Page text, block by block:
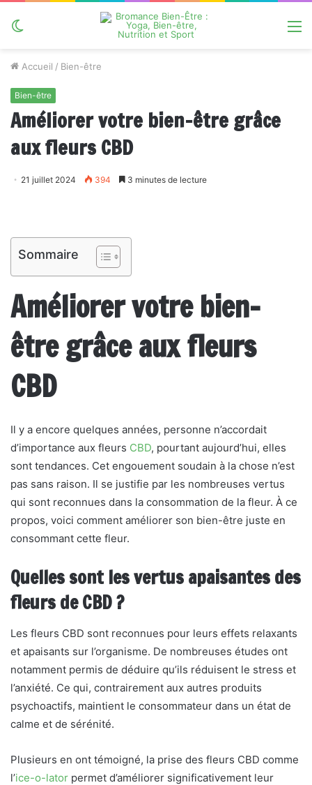
Accueil / Bien-être
Bien-être
Améliorer votre bien-être grâce
aux fleurs CBD
21 juillet 2024 394 3 minutes de lecture
Sommaire
Améliorer votre bien-
être grâce aux fleurs
CBD
Il y a encore quelques années, personne n’accordait
d’importance aux fleurs CBD, pourtant aujourd’hui, elles
sont tendances. Cet engouement soudain à la chose n’est
pas sans raison. Il se justifie par les nombreuses vertus
qui sont reconnues dans la consommation de la fleur. À ce
propos, voici comment améliorer son bien-être juste en
consommant cette fleur.
Quelles sont les vertus apaisantes des
fleurs de CBD ?
Les fleurs CBD sont reconnues pour leurs effets relaxants
et apaisants sur l’organisme. De nombreuses études ont
notamment permis de déduire qu’ils réduisent le stress et
l’anxiété. Ce qui, contrairement aux autres produits
psychoactifs, maintient le consommateur dans un état de
calme et de sérénité.
Plusieurs en ont témoigné, la prise des fleurs CBD comme
l’ice-o-lator permet d’améliorer significativement leur